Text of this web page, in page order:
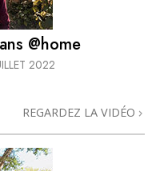
@home
2022
REGARDEZ LA VIDÉO